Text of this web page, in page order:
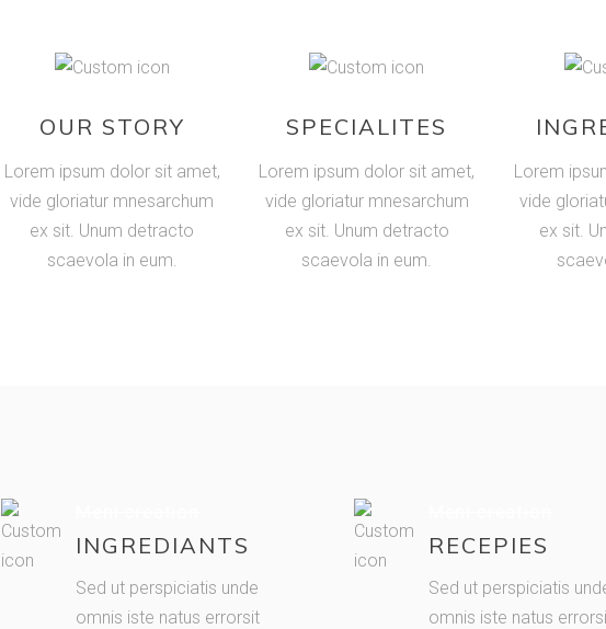
OUR STORY
Lorem ipsum dolor sit amet,
vide gloriatur mnesarchum
ex sit. Unum detracto
scaevola in eum.
SPECIALITES
Lorem ipsum dolor sit amet,
vide gloriatur mnesarchum
ex sit. Unum detracto
scaevola in eum.
Lorem
vide
ex sit.
INGREDIANTS
Sed ut perspiciatis unde
omnis iste natus errorsit
RECEPIES
Sed ut perspiciatis
omnis iste natus